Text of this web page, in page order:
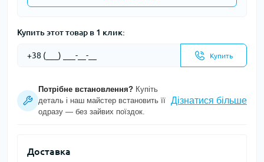
Купить этот товар в 1 клик:
Купить
Потрібне встановлення? Купіть
деталь і наш майстер встановить її
одразу — без зайвих поїздок.
Дізнатися більше
Доставка